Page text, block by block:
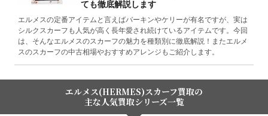
ても徹底解説します
エルメスの定番アイテムと言えばバーキンやケリーが有名ですが、実は
シルクスカーフも人気が高く長年愛され続けているアイテムです。今回
は、そんなエルメスのスカーフの魅力を種類別に徹底解説！またエルメ
スのスカーフの中古相場やおすすめアレンジもご紹介します。
エルメス(HERMES)スカーフ買取の
主な人気買取シリーズ一覧